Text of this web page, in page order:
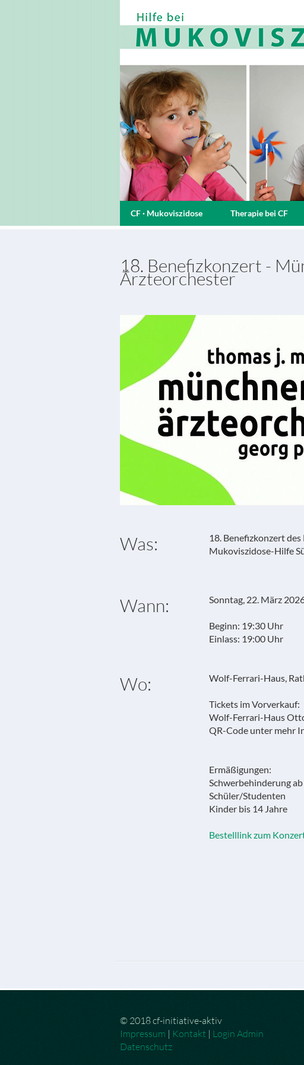
CF · Mukoviszidose Therapie bei CF
18. Benefizkonzert -
Ärzteorchester
Was:
18. Benefizkonzert
Mukoviszidose-Hilfe
Wann: Sonntag, 22. März
Beginn: 19:30 Uhr
Einlass: 19:00 Uhr
Wo: Wolf-Ferrari-Haus,
Tickets im Vorverkauf:
Wolf-Ferrari-Haus
QR-Code unter mehr
Ermäßigungen:
Schwerbehinderung
Schüler/Studenten
Kinder bis 14 Jahre
Bestelllink zum
© 2018 cf-initiative-aktiv
Impressum | Kontakt | Login Admin
Datenschutz